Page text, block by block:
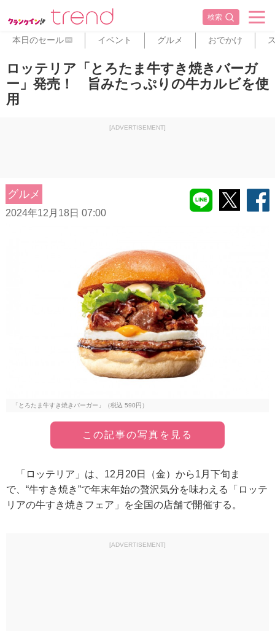
検索
本日のセール PR イベント グルメ おでかけ
ロッテリア「とろたま牛すき焼きバーガ
ー」発売！ 旨みたっぷりの牛カルビを使
用
[ADVERTISEMENT]
グルメ
2024年12月18日 07:00
「とろたま牛すき焼きバーガー」（税込 590円）
この記事の写真を見る
「ロッテリア」は、12月20日（金）から1月下旬ま
で、“牛すき焼き”で年末年始の贅沢気分を味わえる「ロッテ
リアの牛すき焼きフェア」を全国の店舗で開催する。
[ADVERTISEMENT]